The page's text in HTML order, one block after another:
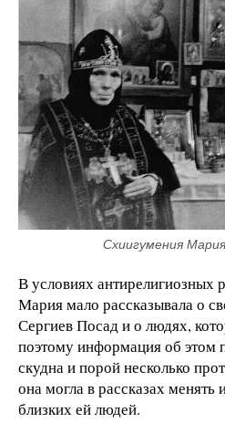
Схиигумения
В условиях антирелигиозных
Мария мало рассказывала о
Сергиев Посад и о людях,
поэтому информация об этом
скудна и порой несколько
она могла в рассказах
близких ей людей.